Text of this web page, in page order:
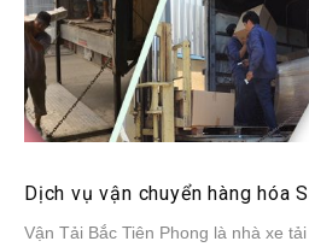
Dịch vụ vận chuyển hàng hóa
Vận Tải Bắc Tiên Phong là nhà xe